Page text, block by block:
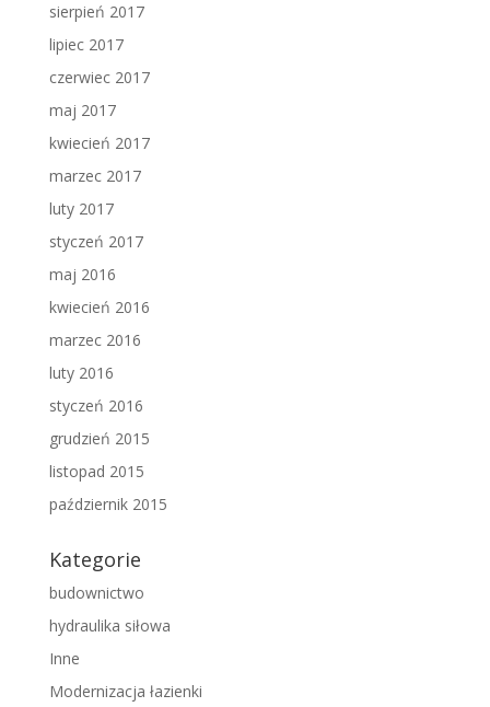
sierpień 2017
lipiec 2017
czerwiec 2017
maj 2017
kwiecień 2017
marzec 2017
luty 2017
styczeń 2017
maj 2016
kwiecień 2016
marzec 2016
luty 2016
styczeń 2016
grudzień 2015
listopad 2015
październik 2015
Kategorie
budownictwo
hydraulika siłowa
Inne
Modernizacja łazienki